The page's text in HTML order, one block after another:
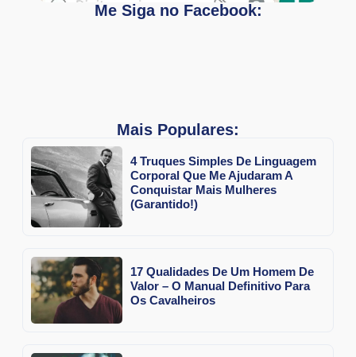
Me Siga no Facebook:
Mais Populares:
4 Truques Simples De Linguagem
Corporal Que Me Ajudaram A
Conquistar Mais Mulheres
(Garantido!)
17 Qualidades De Um Homem De
Valor – O Manual Definitivo Para
Os Cavalheiros